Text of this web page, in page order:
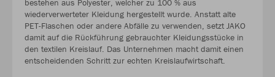
wiederverwerteter Kleidung hergestellt wurde. Anstatt alte
PET-Flaschen oder andere Abfälle zu verwenden, setzt JAKO
damit auf die Rückführung gebrauchter Kleidungsstücke in
den textilen Kreislauf. Das Unternehmen macht damit einen
entscheidenden Schritt zur echten Kreislaufwirtschaft.